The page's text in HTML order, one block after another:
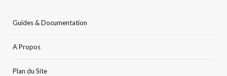
Guides & Documentation
A Propos
Plan du Site